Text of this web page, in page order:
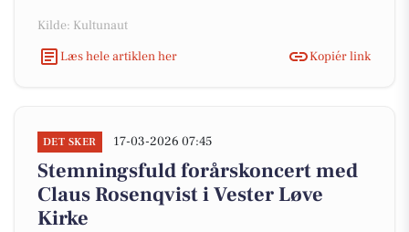
Kilde: Kultunaut
Læs hele artiklen her
Kopiér link
DET SKER 17-03-2026 07:45
Stemningsfuld forårskoncert med
Claus Rosenqvist i Vester Løve
Kirke